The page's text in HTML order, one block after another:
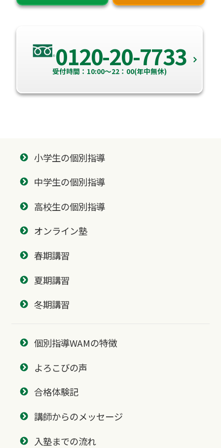
0120-20-7733
受付時間：10:00～22：00(年中無休)
小学生の個別指導
中学生の個別指導
高校生の個別指導
オンライン塾
春期講習
夏期講習
冬期講習
個別指導WAMの特徴
よろこびの声
合格体験記
講師からのメッセージ
入塾までの流れ